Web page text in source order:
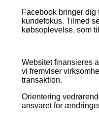
Facebook bringer
kundefokus. Tilmed
købsoplevelse, som
Websitet finansieres
vi fremviser
transaktion.
Orientering
ansvaret for